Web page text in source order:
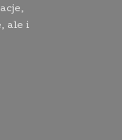
ale i